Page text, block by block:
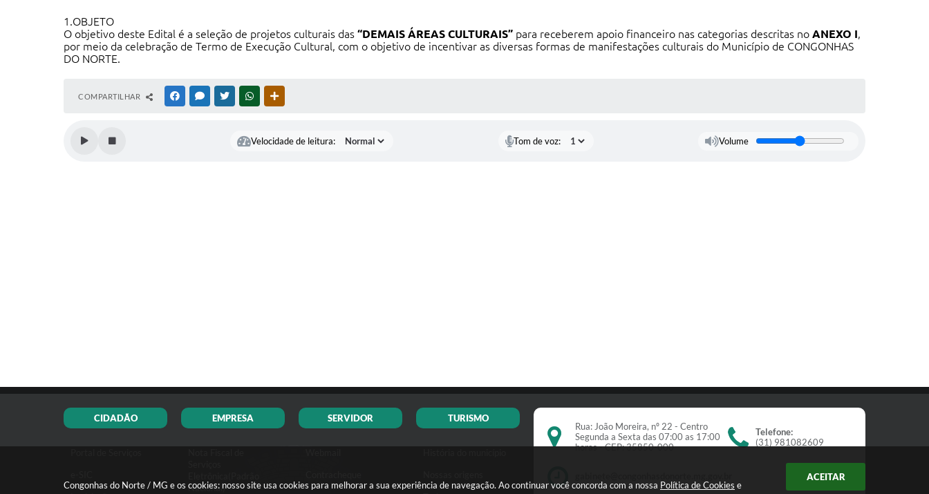
Congonhas do Norte / MG e os cookies: nosso site usa cookies para melhorar a sua experiência de navegação. Ao continuar você concorda com a nossa Política de Cookies e
ACEITAR
1.OBJETO
O objetivo deste Edital é a seleção de projetos culturais das “DEMAIS ÁREAS CULTURAIS” para receberem apoio financeiro nas categorias descritas no ANEXO I,
por meio da celebração de Termo de Execução Cultural, com o objetivo de incentivar as diversas formas de manifestações culturais do Município de CONGONHAS
DO NORTE.
COMPARTILHAR FACEBOOKMESSENGER
TWITTERWHATSAPP
Velocidade de leitura: Tom de voz: Volume
CIDADÃO EMPRESA
Nacional)
SERVIDOR TURISMO
Rua: João Moreira, nº 22 - Centro
Segunda a Sexta das 07:00 as 17:00
horas - CEP: 35850-000
Telefone:
(31) 981082609